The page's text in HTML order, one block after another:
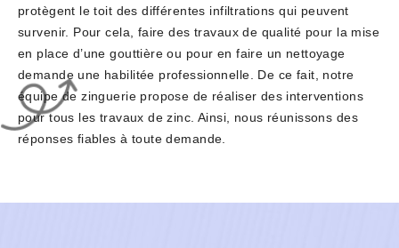
protègent le toit des différentes infiltrations qui peuvent
survenir. Pour cela, faire des travaux de qualité pour la mise
en place d’une gouttière ou pour en faire un nettoyage
demande une habilitée professionnelle. De ce fait, notre
équipe de zinguerie propose de réaliser des interventions
pour tous les travaux de zinc. Ainsi, nous réunissons des
réponses fiables à toute demande.